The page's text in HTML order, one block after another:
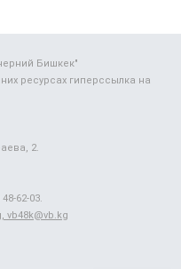
Бишкек"
ресурсах гиперссылка на
2.
62-03.
vb48k@vb.kg